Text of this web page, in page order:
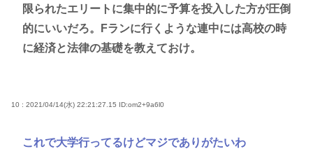
限られたエリートに集中的に予算を投入した方が圧倒
的にいいだろ。Fランに行くような連中には高校の時
に経済と法律の基礎を教えておけ。
10 : 2021/04/14(水) 22:21:27.15 ID:om2+9a6l0
これで大学行ってるけどマジでありがたいわ